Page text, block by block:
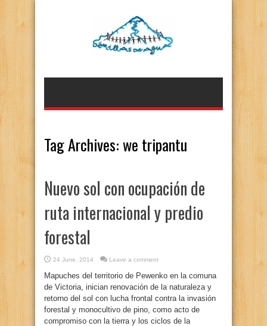
Tag Archives:we tripantu
Nuevo sol con ocupación de
ruta internacional y predio
forestal
24 June, 2014 Leave a comment
Mapuches del territorio de Pewenko en la comuna
de Victoria, inician renovación de la naturaleza y
retorno del sol con lucha frontal contra la invasión
forestal y monocultivo de pino, como acto de
compromiso con la tierra y los ciclos de la